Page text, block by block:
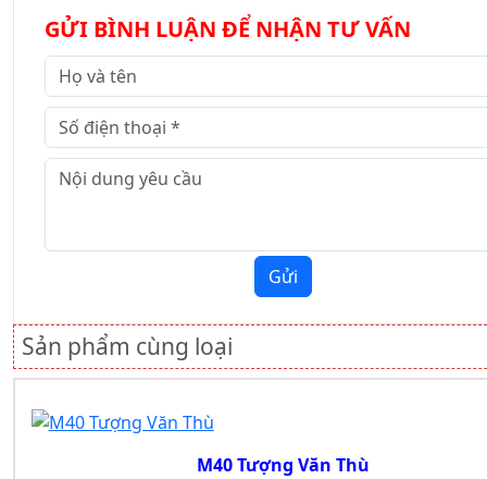
GỬI BÌNH LUẬN ĐỂ NHẬN TƯ VẤN
Gửi
Sản phẩm cùng loại
M40 Tượng Văn Thù